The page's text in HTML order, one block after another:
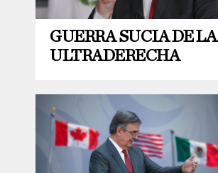
GUERRA SUCIA DE LA
ULTRADERECHA